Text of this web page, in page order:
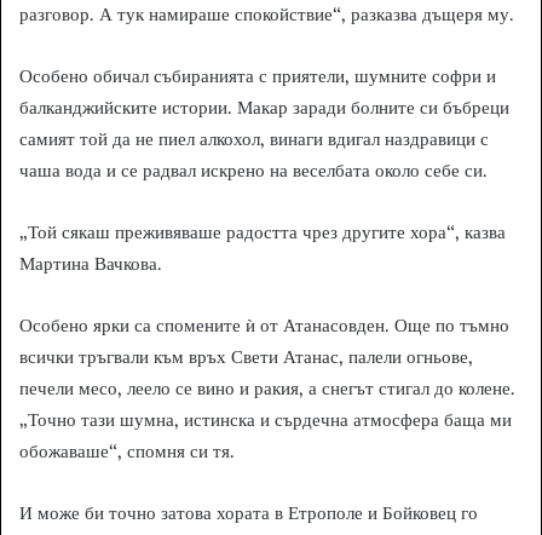
разговор. А тук намираше спокойствие“, разказва дъщеря му.
Особено обичал събиранията с приятели, шумните софри и
балканджийските истории. Макар заради болните си бъбреци
самият той да не пиел алкохол, винаги вдигал наздравици с
чаша вода и се радвал искрено на веселбата около себе си.
„Той сякаш преживяваше радостта чрез другите хора“, казва
Мартина Вачкова.
Особено ярки са спомените ѝ от Атанасовден. Още по тъмно
всички тръгвали към връх Свети Атанас, палели огньове,
печели месо, леело се вино и ракия, а снегът стигал до колене.
„Точно тази шумна, истинска и сърдечна атмосфера баща ми
обожаваше“, спомня си тя.
И може би точно затова хората в Етрополе и Бойковец го